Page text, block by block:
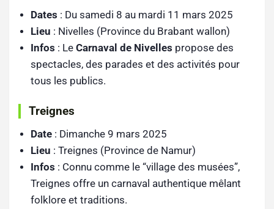
Dates : Du samedi 8 au mardi 11 mars 2025
Lieu : Nivelles (Province du Brabant wallon)
Infos : Le Carnaval de Nivelles propose des
spectacles, des parades et des activités pour
tous les publics.
Treignes
Date : Dimanche 9 mars 2025
Lieu : Treignes (Province de Namur)
Infos : Connu comme le “village des musées”,
Treignes offre un carnaval authentique mêlant
folklore et traditions.